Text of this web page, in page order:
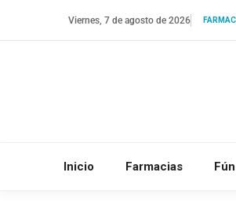
Viernes, 7 de agosto de 2026
Inicio Farmacias